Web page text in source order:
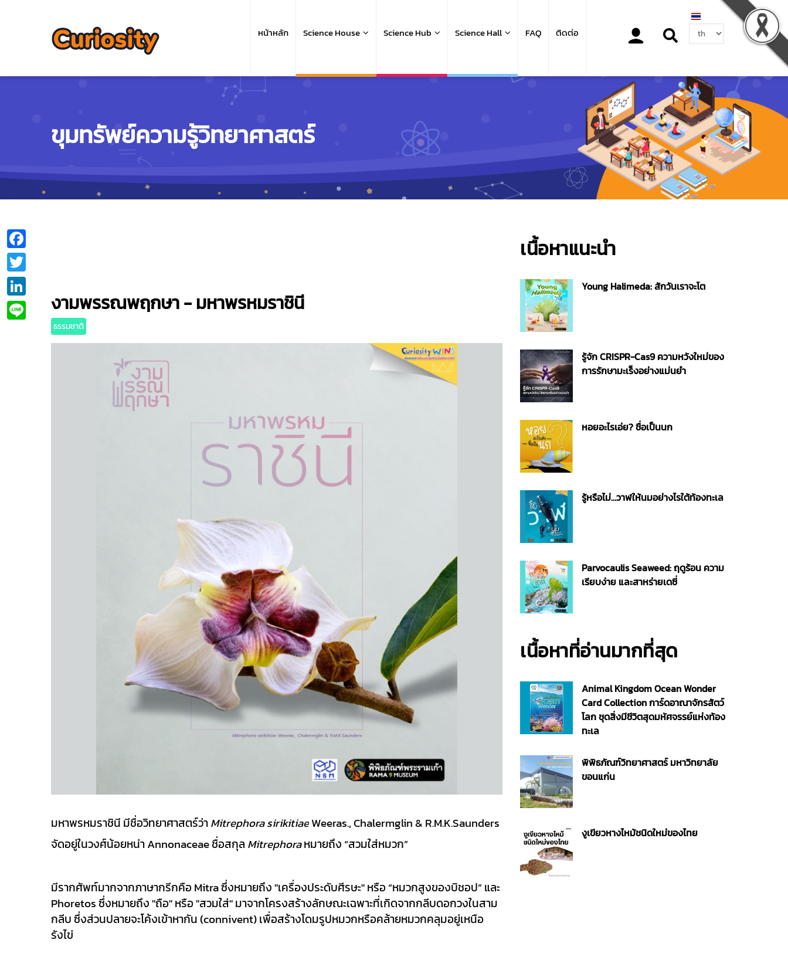
navigation
หน้าหลัก Science House Science Hub Science Hall FAQ ติดต่อ
Select
your
ขุมทรัพย์ความรู้วิทยาศาสตร์
งามพรรณพฤกษา - มหาพรหมราชินี
ธรรมชาติ
มหาพรหมราชินี มีชื่อวิทยาศาสตร์ว่า Mitrephora sirikitiae Weeras., Chalermglin & R.M.K.Saunders
จัดอยู่ในวงศ์น้อยหน่า Annonaceae ชื่อสกุล Mitrephora หมายถึง “สวมใส่หมวก”
มีรากศัพท์มากจากภาษากรีกคือ Mitra ซึ่งหมายถึง "เครื่องประดับศีรษะ" หรือ “หมวกสูงของบิชอป” และ
Phoretos ซึ่งหมายถึง "ถือ" หรือ "สวมใส่" มาจากโครงสร้างลักษณะเฉพาะที่เกิดจากกลีบดอกวงในสาม
กลีบ ซึ่งส่วนปลายจะโค้งเข้าหากัน (connivent) เพื่อสร้างโดมรูปหมวกหรือคล้ายหมวกคลุมอยู่เหนือ
รังไข่
เนื้อหาแนะนำ
Young Halimeda: สักวันเราจะโต
รู้จัก CRISPR-Cas9 ความหวังใหม่ของ
การรักษามะเร็งอย่างแม่นยำ
หอยอะไรเอ่ย? ชื่อเป็นนก
รู้หรือไม่...วาฬให้นมอย่างไรใต้ท้องทะเล
Parvocaulis Seaweed: ฤดูร้อน ความ
เรียบง่าย และสาหร่ายเดซี่
เนื้อหาที่อ่านมากที่สุด
Animal Kingdom Ocean Wonder
Card Collection การ์ดอาณาจักรสัตว์
โลก ชุดสิ่งมีชีวิตสุดมหัศจรรย์แห่งท้อง
ทะเล
พิพิธภัณฑ์วิทยาศาสตร์ มหาวิทยาลัย
ขอนแก่น
งูเขียวหางไหม้ชนิดใหม่ของไทย